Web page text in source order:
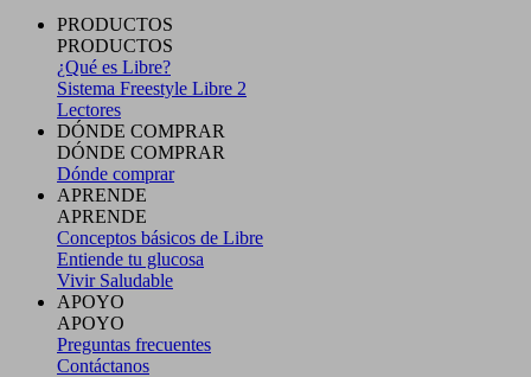
PRODUCTOS
PRODUCTOS
¿Qué es Libre?
Sistema Freestyle Libre 2
Lectores
DÓNDE COMPRAR
DÓNDE COMPRAR
Dónde comprar
APRENDE
APRENDE
Conceptos básicos de Libre
Entiende tu glucosa
Vivir Saludable
APOYO
APOYO
Preguntas frecuentes
Contáctanos